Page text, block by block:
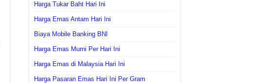
Harga Tukar Baht Hari Ini
Harga Emas Antam Hari Ini
Biaya Mobile Banking BNI
Harga Emas Murni Per Hari Ini
Harga Emas di Malaysia Hari Ini
Harga Pasaran Emas Hari Ini Per Gram